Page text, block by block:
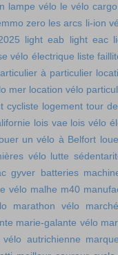
lampe vélo le vélo
zero les arcs li-ion
light eab light eac
vélo électrique liste
à particulier
mer location vélo
cycliste logement tour
lois vae lois vélo
un vélo à Belfort
vélo lutte
gyver batteries
vélo malhe m40
marathon vélo
marie-galante vélo
autrichienne